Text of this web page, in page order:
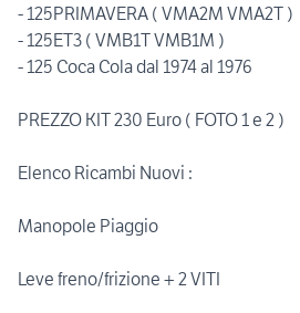
- 125PRIMAVERA ( VMA2M VMA2T )
- 125ET3 ( VMB1T VMB1M )
- 125 Coca Cola dal 1974 al 1976
PREZZO KIT 230 Euro ( FOTO 1 e 2 )
Elenco Ricambi Nuovi :
Manopole Piaggio
Leve freno/frizione + 2 VITI